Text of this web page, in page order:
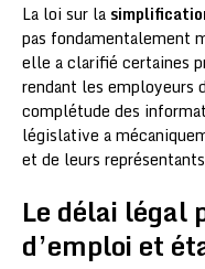
La loi sur la
pas fondamentalement
elle a clarifié certaines
rendant les employeurs
complétude des
législative a
et de leurs
Le délai légal
d’emploi et